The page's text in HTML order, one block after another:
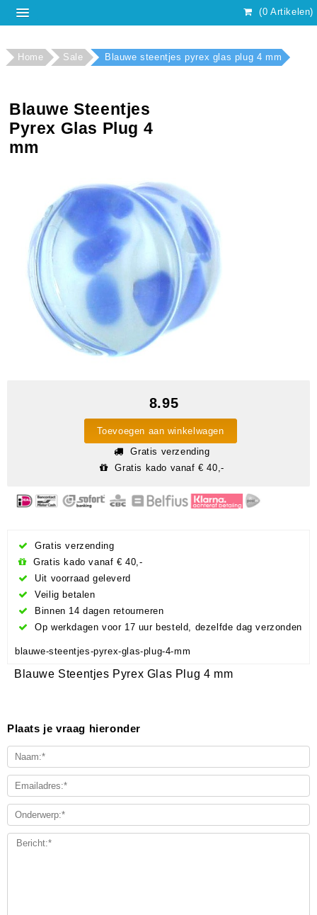
(0 Artikelen)
Home Sale Blauwe steentjes pyrex glas plug 4 mm
Blauwe Steentjes
Pyrex Glas Plug 4
mm
8.95
Toevoegen aan winkelwagen
Gratis verzending
Gratis kado vanaf € 40,-
Gratis verzending
Gratis kado vanaf € 40,-
Uit voorraad geleverd
Veilig betalen
Binnen 14 dagen retourneren
Op werkdagen voor 17 uur besteld, dezelfde dag verzonden
blauwe-steentjes-pyrex-glas-plug-4-mm
Blauwe Steentjes Pyrex Glas Plug 4 mm
Plaats je vraag hieronder